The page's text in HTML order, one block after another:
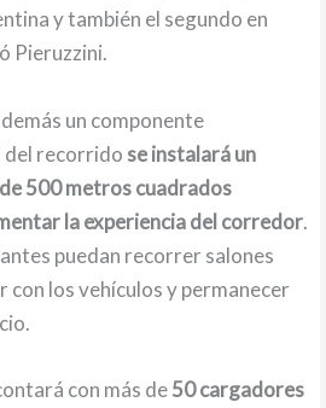
y también el segundo en
Pieruzzini.
un componente
del recorrido se instalará un
500 metros cuadrados
la experiencia del corredor.
puedan recorrer salones
los vehículos y permanecer
con más de50 cargadores